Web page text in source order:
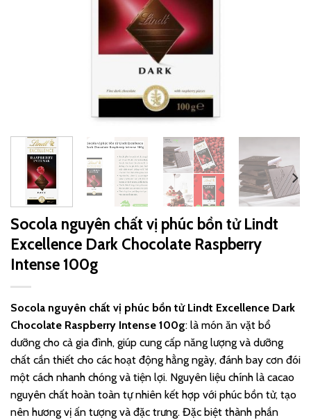
Socola nguyên chất vị phúc bồn tử Lindt
Excellence Dark Chocolate Raspberry
Intense 100g
Socola nguyên chất vị phúc bồn tử Lindt Excellence Dark
Chocolate Raspberry Intense 100g: là món ăn vặt bổ
dưỡng cho cả gia đình, giúp cung cấp năng lượng và dưỡng
chất cần thiết cho các hoạt động hằng ngày, đánh bay cơn đói
một cách nhanh chóng và tiện lợi. Nguyên liệu chính là cacao
nguyên chất hoàn toàn tự nhiên kết hợp với phúc bồn tử, tạo
nên hương vị ấn tượng và đặc trưng. Đặc biệt thành phần